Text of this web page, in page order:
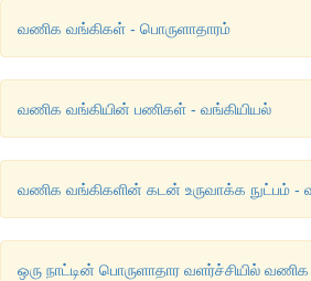
வணிக வங்கிகள் - பொருளாதாரம்
வணிக வங்கியின் பணிகள் - வங்கியியல்
வணிக வங்கிகளின் கடன் உருவாக்க நுட்பம் -
ஒரு நாட்டின் பொருளாதார வளர்ச்சியில்